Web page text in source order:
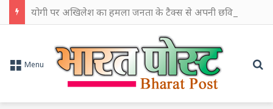
Menu